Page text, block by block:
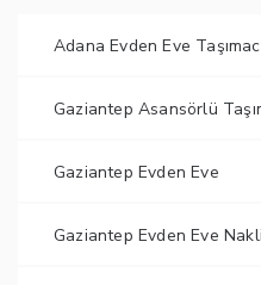
Adana Evden Eve
Gaziantep Asansörlü
Gaziantep Evden Eve
Gaziantep Evden Eve